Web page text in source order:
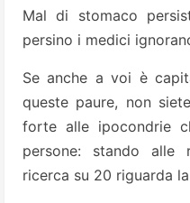
Mal di stomaco
persino i medici
Se anche a voi è
queste paure, non
forte alle ipocondrie
persone: stando alle
ricerca su 20 riguarda